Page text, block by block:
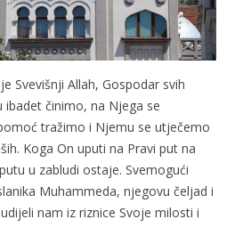
Svevišnji Allah, Gospodar svih
činimo, na Njega se
tražimo i Njemu se utječemo
Koga On uputi na Pravi put na
u zabludi ostaje. Svemogući
Muhammeda, njegovu čeljad i
nam iz riznice Svoje milosti i